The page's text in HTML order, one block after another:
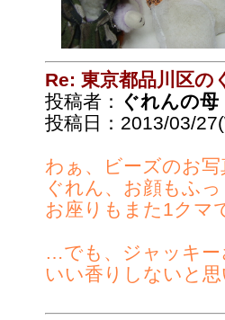
Re: 東京都品川区の
投稿者：
ぐれんの母
投稿日：2013/03/
わぁ、ビーズのお
ぐれん、お顔もふ
お座りもまた1クマ
…でも、ジャッキ
いい香りしないと